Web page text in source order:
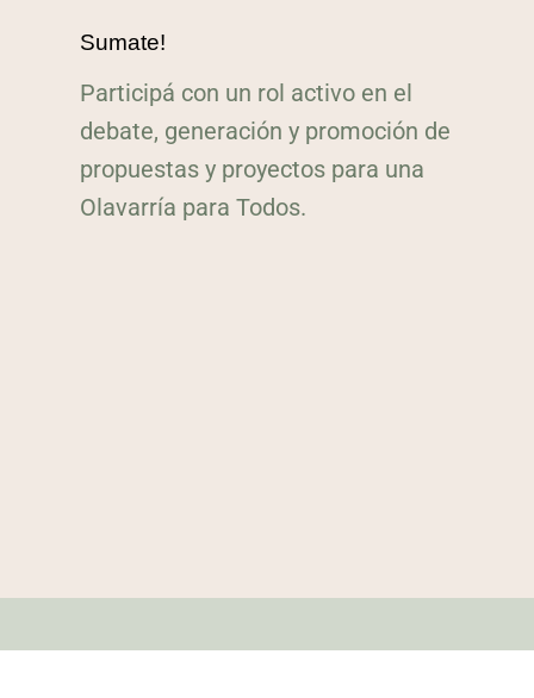
Sumate!
Participá con un rol activo en el
debate, generación y promoción de
propuestas y proyectos para una
Olavarría para Todos.